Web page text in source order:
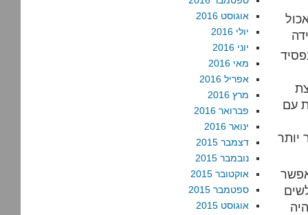
עם
יותר
אוגוסט 2016
יולי 2016
יוני 2016
מאי 2016
אפריל 2016
מרץ 2016
פברואר 2016
ינואר 2016
דצמבר 2015
נובמבר 2015
אוקטובר 2015
ספטמבר 2015
אוגוסט 2015